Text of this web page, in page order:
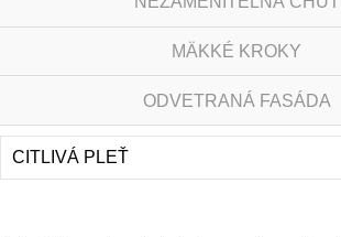
MÄKKÉ KROKY
ODVETRANÁ FASÁDA
CITLIVÁ PLEŤ